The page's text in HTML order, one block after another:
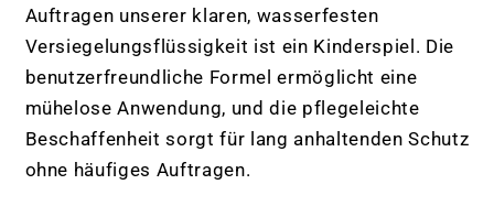
Auftragen unserer klaren, wasserfesten
Versiegelungsflüssigkeit ist ein Kinderspiel. Die
benutzerfreundliche Formel ermöglicht eine
mühelose Anwendung, und die pflegeleichte
Beschaffenheit sorgt für lang anhaltenden Schutz
ohne häufiges Auftragen.